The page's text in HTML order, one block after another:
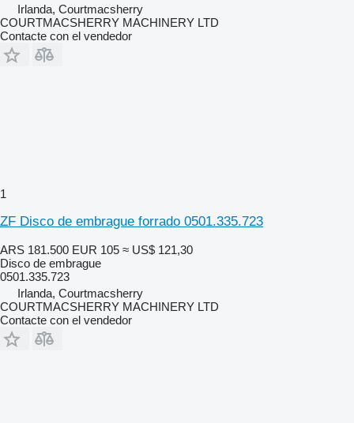
Irlanda, Courtmacsherry
COURTMACSHERRY MACHINERY LTD
Contacte con el vendedor
1
ZF Disco de embrague forrado 0501.335.723
ARS 181.500 EUR 105 ≈ US$ 121,30
Disco de embrague
0501.335.723
Irlanda, Courtmacsherry
COURTMACSHERRY MACHINERY LTD
Contacte con el vendedor